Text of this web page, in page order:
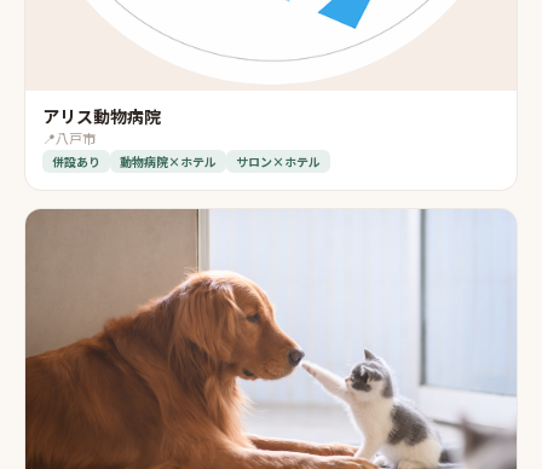
アリス動物病院
📍八戸市
併設あり 動物病院×ホテル サロン×ホテル